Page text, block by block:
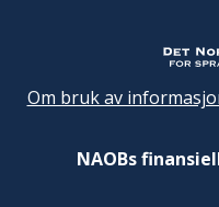
Om bruk av
NAOBs